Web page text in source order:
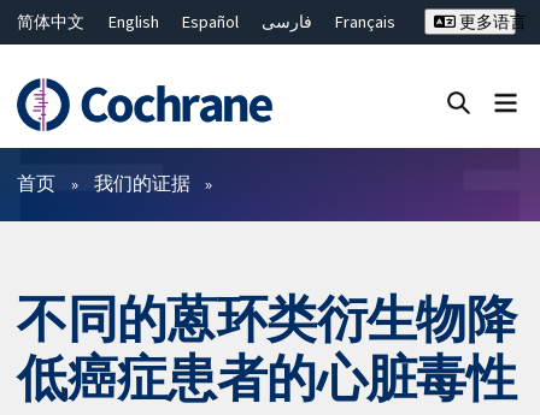
简体中文 English Español فارسی
Français
ไทย
繁體中文
更多语言
过滤
首页 我们的证据
不同的蒽环类衍生物降
低癌症患者的心脏毒性